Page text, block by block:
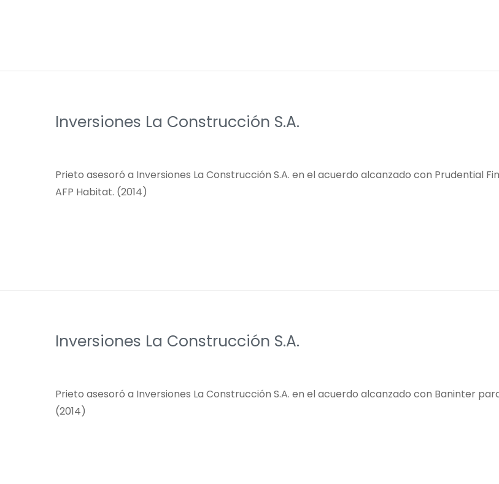
Inversiones La Construcción S.A.
Prieto asesoró a Inversiones La Construcción S.A. en el acuerdo alcanzado con Prudential
AFP Habitat. (2014)
Inversiones La Construcción S.A.
Prieto asesoró a Inversiones La Construcción S.A. en el acuerdo alcanzado con Baninter
(2014)